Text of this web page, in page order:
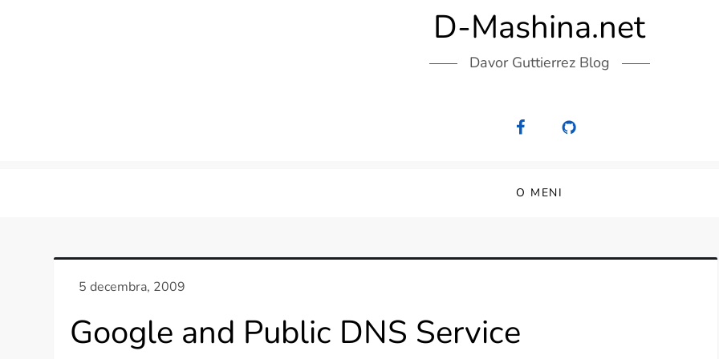
D-Mashina.net
Davor Guttierrez Blog
O MENI
Google and Public DNS Service